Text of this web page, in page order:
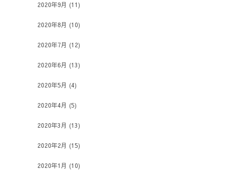
2020年9月 (11)
2020年8月 (10)
2020年7月 (12)
2020年6月 (13)
2020年5月 (4)
2020年4月 (5)
2020年3月 (13)
2020年2月 (15)
2020年1月 (10)